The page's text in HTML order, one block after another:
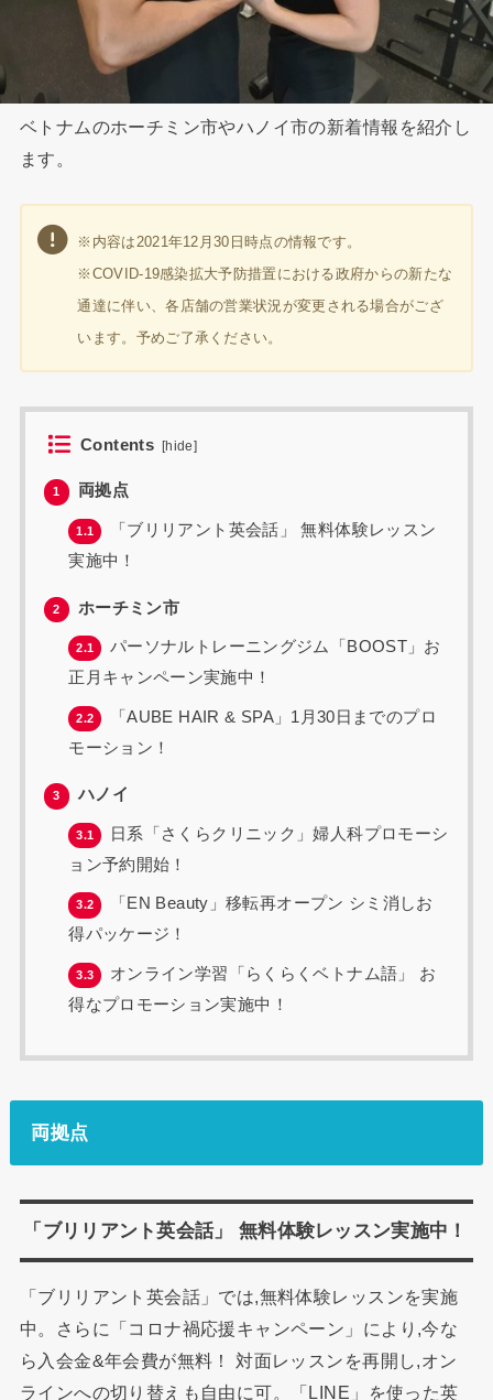
ベトナムのホーチミン市やハノイ市の新着情報を紹介し
ます。
※内容は2021年12月30日時点の情報です。
※COVID-19感染拡大予防措置における政府からの新たな
通達に伴い、各店舗の営業状況が変更される場合がござ
います。予めご了承ください。
Contents [hide]
1 両拠点
1.1
「ブリリアント英会話」 無料体験レッスン
実施中！
2 ホーチミン市
2.1
パーソナルトレーニングジム「BOOST」お
正月キャンペーン実施中！
2.2
「AUBE HAIR & SPA」1月30日までのプロ
モーション！
3 ハノイ
3.1
日系「さくらクリニック」婦人科プロモーシ
ョン予約開始！
3.2
「EN Beauty」移転再オープン シミ消しお
得パッケージ！
3.3
オンライン学習「らくらくベトナム語」 お
得なプロモーション実施中！
両拠点
「ブリリアント英会話」 無料体験レッスン実施中！
「ブリリアント英会話」では,無料体験レッスンを実施
中。さらに「コロナ禍応援キャンペーン」により,今な
ら入会金&年会費が無料！ 対面レッスンを再開し,オン
ラインへの切り替えも自由に可。「LINE」を使った英